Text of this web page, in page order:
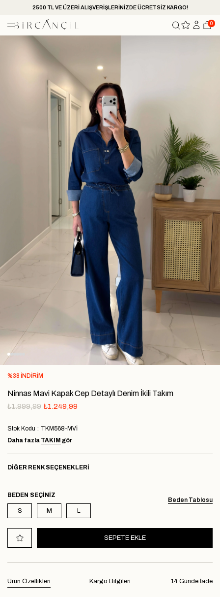
2500 TL VE ÜZERİ ALIŞVERİŞLERİNİZDE ÜCRETSİZ KARGO!
0
%38 İNDIRIM
Ninnas Mavi Kapak Cep Detaylı Denim İkili Takım
₺1.999,99 ₺1.249,99
Stok Kodu
TKM568-MVİ
Daha fazla TAKIM gör
DIĞER RENK SEÇENEKLERI
Beden Tablosu
BEDEN
S M L
Ürün Özellikleri 14 Günde İade
Kargo Bilgileri